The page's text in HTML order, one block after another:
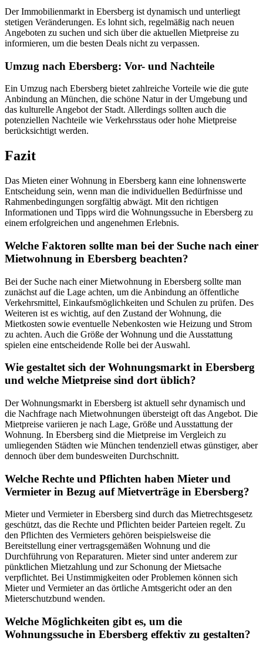
Der Immobilienmarkt in Ebersberg ist dynamisch und unterliegt
stetigen Veränderungen. Es lohnt sich, regelmäßig nach neuen
Angeboten zu suchen und sich über die aktuellen Mietpreise zu
informieren, um die besten Deals nicht zu verpassen.
Umzug nach Ebersberg: Vor- und Nachteile
Ein Umzug nach Ebersberg bietet zahlreiche Vorteile wie die gute
Anbindung an München, die schöne Natur in der Umgebung und
das kulturelle Angebot der Stadt. Allerdings sollten auch die
potenziellen Nachteile wie Verkehrsstaus oder hohe Mietpreise
berücksichtigt werden.
Fazit
Das Mieten einer Wohnung in Ebersberg kann eine lohnenswerte
Entscheidung sein, wenn man die individuellen Bedürfnisse und
Rahmenbedingungen sorgfältig abwägt. Mit den richtigen
Informationen und Tipps wird die Wohnungssuche in Ebersberg zu
einem erfolgreichen und angenehmen Erlebnis.
Welche Faktoren sollte man bei der Suche nach einer
Mietwohnung in Ebersberg beachten?
Bei der Suche nach einer Mietwohnung in Ebersberg sollte man
zunächst auf die Lage achten, um die Anbindung an öffentliche
Verkehrsmittel, Einkaufsmöglichkeiten und Schulen zu prüfen. Des
Weiteren ist es wichtig, auf den Zustand der Wohnung, die
Mietkosten sowie eventuelle Nebenkosten wie Heizung und Strom
zu achten. Auch die Größe der Wohnung und die Ausstattung
spielen eine entscheidende Rolle bei der Auswahl.
Wie gestaltet sich der Wohnungsmarkt in Ebersberg
und welche Mietpreise sind dort üblich?
Der Wohnungsmarkt in Ebersberg ist aktuell sehr dynamisch und
die Nachfrage nach Mietwohnungen übersteigt oft das Angebot. Die
Mietpreise variieren je nach Lage, Größe und Ausstattung der
Wohnung. In Ebersberg sind die Mietpreise im Vergleich zu
umliegenden Städten wie München tendenziell etwas günstiger, aber
dennoch über dem bundesweiten Durchschnitt.
Welche Rechte und Pflichten haben Mieter und
Vermieter in Bezug auf Mietverträge in Ebersberg?
Mieter und Vermieter in Ebersberg sind durch das Mietrechtsgesetz
geschützt, das die Rechte und Pflichten beider Parteien regelt. Zu
den Pflichten des Vermieters gehören beispielsweise die
Bereitstellung einer vertragsgemäßen Wohnung und die
Durchführung von Reparaturen. Mieter sind unter anderem zur
pünktlichen Mietzahlung und zur Schonung der Mietsache
verpflichtet. Bei Unstimmigkeiten oder Problemen können sich
Mieter und Vermieter an das örtliche Amtsgericht oder an den
Mieterschutzbund wenden.
Welche Möglichkeiten gibt es, um die
Wohnungssuche in Ebersberg effektiv zu gestalten?